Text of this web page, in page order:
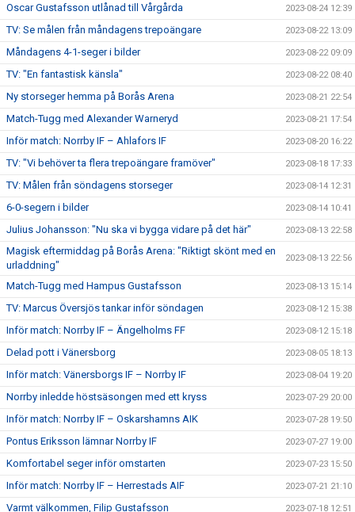
Oscar Gustafsson utlånad till Vårgårda 2023-08-24 12:39
TV: Se målen från måndagens trepoängare 2023-08-22 13:09
Måndagens 4-1-seger i bilder 2023-08-22 09:09
TV: "En fantastisk känsla" 2023-08-22 08:40
Ny storseger hemma på Borås Arena 2023-08-21 22:54
Match-Tugg med Alexander Warneryd 2023-08-21 17:54
Inför match: Norrby IF – Ahlafors IF 2023-08-20 16:22
TV: "Vi behöver ta flera trepoängare framöver" 2023-08-18 17:33
TV: Målen från söndagens storseger 2023-08-14 12:31
6-0-segern i bilder 2023-08-14 10:41
Julius Johansson: "Nu ska vi bygga vidare på det här" 2023-08-13 22:58
Magisk eftermiddag på Borås Arena: "Riktigt skönt med en
urladdning"
2023-08-13 22:56
Match-Tugg med Hampus Gustafsson 2023-08-13 15:14
TV: Marcus Översjös tankar inför söndagen 2023-08-12 15:38
Inför match: Norrby IF – Ängelholms FF 2023-08-12 15:18
Delad pott i Vänersborg 2023-08-05 18:13
Inför match: Vänersborgs IF – Norrby IF 2023-08-04 19:20
Norrby inledde höstsäsongen med ett kryss 2023-07-29 20:00
Inför match: Norrby IF – Oskarshamns AIK 2023-07-28 19:50
Pontus Eriksson lämnar Norrby IF 2023-07-27 19:00
Komfortabel seger inför omstarten 2023-07-23 15:50
Inför match: Norrby IF – Herrestads AIF 2023-07-21 21:10
Varmt välkommen, Filip Gustafsson 2023-07-18 12:51